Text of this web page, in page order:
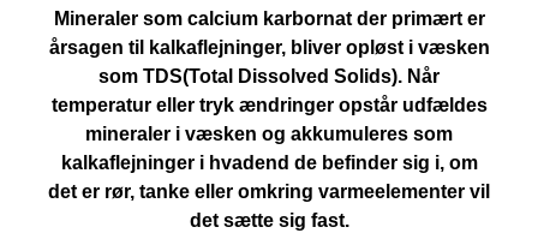
Mineraler som calcium karbornat der primært er
årsagen til kalkaflejninger, bliver opløst i væsken
som TDS(Total Dissolved Solids). Når
temperatur eller tryk ændringer opstår udfældes
mineraler i væsken og akkumuleres som
kalkaflejninger i hvadend de befinder sig i, om
det er rør, tanke eller omkring varmeelementer vil
det sætte sig fast.